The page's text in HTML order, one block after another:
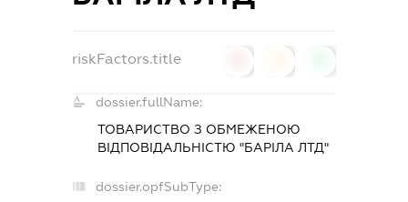
riskFactors.title
dossier.fullName:
ТОВАРИСТВО З ОБМЕЖЕНОЮ
ВІДПОВІДАЛЬНІСТЮ "БАРІЛА ЛТД"
dossier.opfSubType: